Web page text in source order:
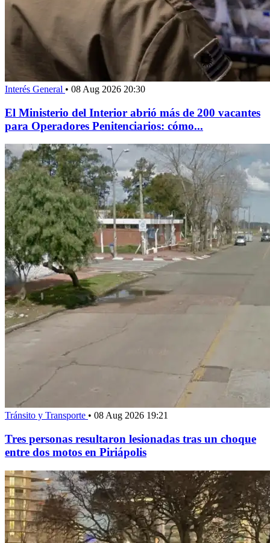
Interés General • 08 Aug 2026 20:30
El Ministerio del Interior abrió más de 200 vacantes
para Operadores Penitenciarios: cómo...
Tránsito y Transporte • 08 Aug 2026 19:21
Tres personas resultaron lesionadas tras un choque
entre dos motos en Piriápolis